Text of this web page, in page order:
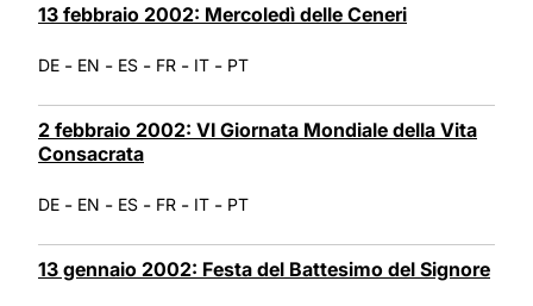
13 febbraio 2002: Mercoledì delle Ceneri
DE - EN - ES - FR - IT - PT
2 febbraio 2002: VI Giornata Mondiale della Vita
Consacrata
DE - EN - ES - FR - IT - PT
13 gennaio 2002: Festa del Battesimo del Signore